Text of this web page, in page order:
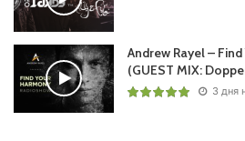
Andrew Rayel –
(GUEST MIX:
3 дня